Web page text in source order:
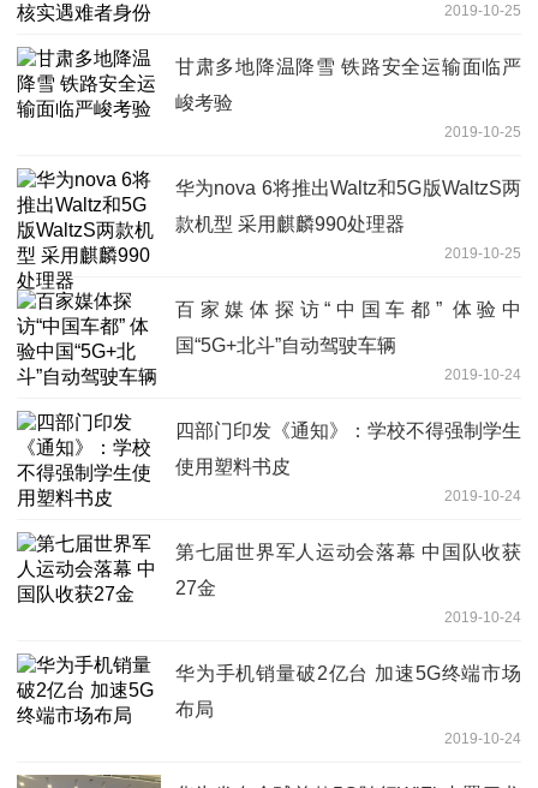
2019-10-25
甘肃多地降温降雪 铁路安全运输面临严
峻考验
2019-10-25
华为nova 6将推出Waltz和5G版WaltzS两
款机型 采用麒麟990处理器
2019-10-25
百家媒体探访“中国车都” 体验中
国“5G+北斗”自动驾驶车辆
2019-10-24
四部门印发《通知》：学校不得强制学生
使用塑料书皮
2019-10-24
第七届世界军人运动会落幕 中国队收获
27金
2019-10-24
华为手机销量破2亿台 加速5G终端市场
布局
2019-10-24